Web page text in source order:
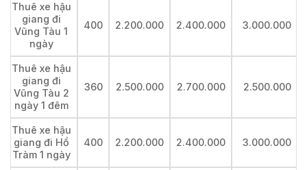
Thuê xe hậu
giang đi
Vũng Tàu 1
ngày
400 2.200.000 2.400.000 3.000.000
Thuê xe hậu
giang đi
Vũng Tàu 2
ngày 1 đêm
360 2.500.000 2.700.000 2.500.000
Thuê xe hậu
giang đi Hồ
Tràm 1 ngày
400 2.200.000 2.400.000 3.000.000